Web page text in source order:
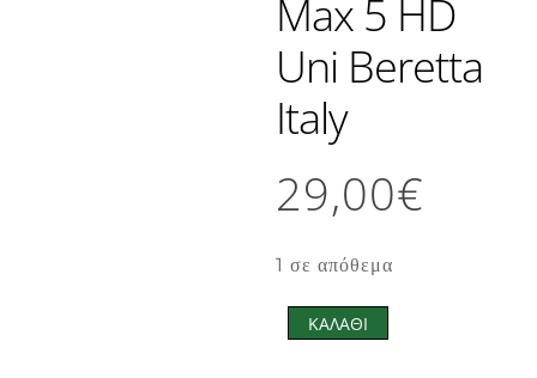
Max 5 HD
Uni Beretta
Italy
29,00€
1 σε απόθεμα
Camo
ΚΑΛΑΘΙ